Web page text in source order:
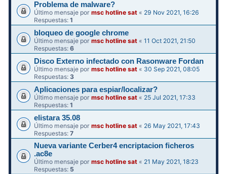
Problema de malware?
Último mensaje pormsc hotline sat « 29 Nov 2021, 16:26
Respuestas:1
bloqueo de google chrome
Último mensaje pormsc hotline sat «11 Oct 2021, 21:50
Respuestas:6
Disco Externo infectado con Rasonware Fordan
Último mensaje pormsc hotline sat « 30 Sep 2021, 08:05
Respuestas:3
Aplicaciones para espiar/localizar?
Último mensaje pormsc hotline sat « 25 Jul 2021, 17:33
Respuestas:1
elistara 35.08
Último mensaje pormsc hotline sat « 26 May 2021, 17:43
Respuestas:7
Nueva variante Cerber4 encriptacion ficheros
.ac8e
Último mensaje pormsc hotline sat « 21 May 2021, 18:23
Respuestas: 5